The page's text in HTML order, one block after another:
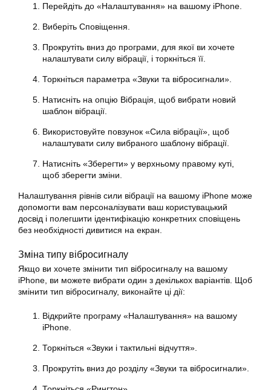
Перейдіть до «Налаштування» на вашому iPhone.
Виберіть Сповіщення.
Прокрутіть вниз до програми, для якої ви хочете
налаштувати силу вібрації, і торкніться її.
Торкніться параметра «Звуки та вібросигнали».
Натисніть на опцію Вібрація, щоб вибрати новий
шаблон вібрації.
Використовуйте повзунок «Сила вібрації», щоб
налаштувати силу вибраного шаблону вібрації.
Натисніть «Зберегти» у верхньому правому куті,
щоб зберегти зміни.
Налаштування рівнів сили вібрації на вашому iPhone може
допомогти вам персоналізувати ваш користувацький
досвід і полегшити ідентифікацію конкретних сповіщень
без необхідності дивитися на екран.
Зміна типу вібросигналу
Якщо ви хочете змінити тип вібросигналу на вашому
iPhone, ви можете вибрати один з декількох варіантів. Щоб
змінити тип вібросигналу, виконайте ці дії:
Відкрийте програму «Налаштування» на вашому
iPhone
Торкніться «Звуки і тактильні відчуття».
Прокрутіть вниз до розділу «Звуки та вібросигнали».